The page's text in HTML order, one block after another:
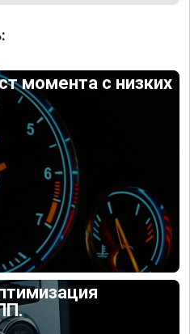
момента с низких